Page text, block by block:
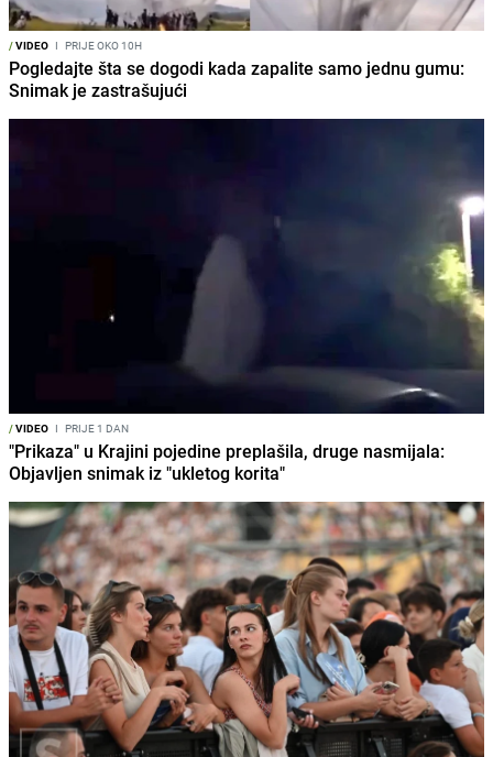
/VIDEO I PRIJE OKO 10H
Pogledajte šta se dogodi kada zapalite samo jednu gumu:
Snimak je zastrašujući
/VIDEO I PRIJE 1 DAN
"Prikaza" u Krajini pojedine preplašila, druge nasmijala:
Objavljen snimak iz "ukletog korita"